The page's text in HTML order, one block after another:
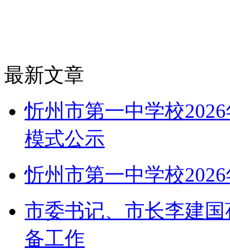
最新文章
忻州市第一中学校
模式公示
忻州市第一中学校
市委书记、市长李建
备工作